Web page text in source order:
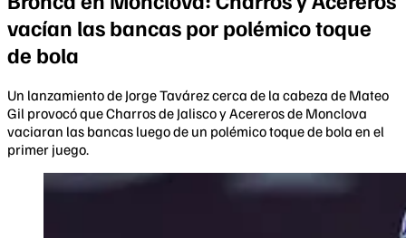
vacían las bancas por polémico toque
de bola
Un lanzamiento de Jorge Tavárez cerca de la cabeza de Mateo
Gil provocó que Charros de Jalisco y Acereros de Monclova
vaciaran las bancas luego de un polémico toque de bola en el
primer juego.